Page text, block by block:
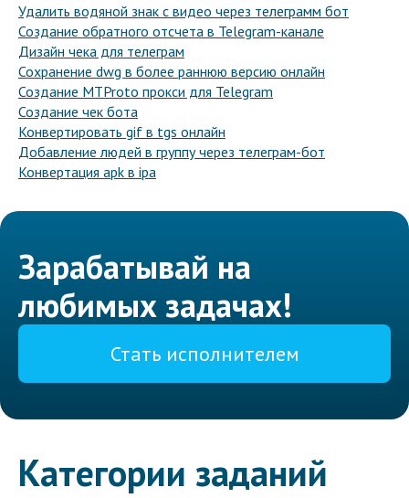
Удалить водяной знак с видео через телеграмм бот
Создание обратного отсчета в Telegram-канале
Дизайн чека для телеграм
Сохранение dwg в более раннюю версию онлайн
Создание MTProto прокси для Telegram
Создание чек бота
Конвертировать gif в tgs онлайн
Добавление людей в группу через телеграм-бот
Конвертация apk в ipa
Зарабатывай на
любимых задачах!
Стать исполнителем
Категории заданий